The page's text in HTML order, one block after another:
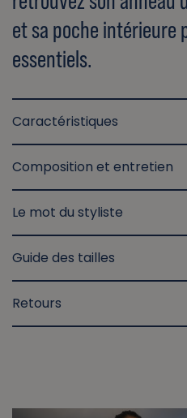
et sa poche intérieure
essentiels.
Caractéristiques
Composition et entretien
Le mot du styliste
Guide des tailles
Retours